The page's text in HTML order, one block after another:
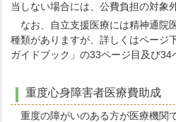
当しない場合には、公費負担の対象
なお、自立支援医療には精神通院
種類がありますが、詳しくはページ
ガイドブック」の33ページ目及び34
重度心身障害者医療費助成
重度の障がいのある方が医療機関